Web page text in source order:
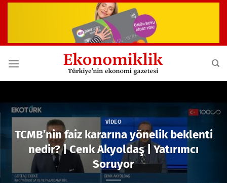
VIDEO
TCMB’nin faiz kararına yönelik beklenti
nedir? | Cenk Akyoldaş | Yatırımcı
Soruyor